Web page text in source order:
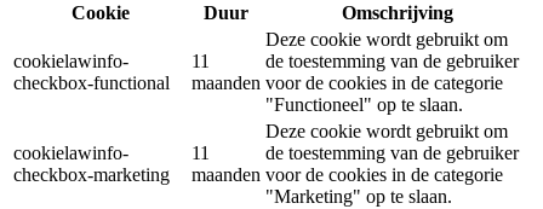
Cookie
Duur Omschrijving
cookielawinfo-
checkbox-functional
11
maanden
Deze cookie wordt gebruikt om
de toestemming van de gebruiker
voor de cookies in de categorie
"Functioneel" op te slaan.
cookielawinfo-
checkbox-marketing
11
maanden
Deze cookie wordt gebruikt om
de toestemming van de gebruiker
voor de cookies in de categorie
"Marketing" op te slaan.